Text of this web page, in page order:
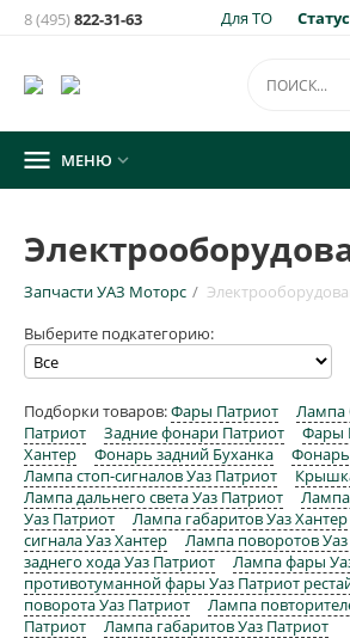
Для ТО
8 (495)822-31-63
 МЕНЮ 
Запчасти УАЗ Моторс /
Выберите подкатегорию:
Подборки товаров:Фары Патриот
Лампа
Патриот
Задние фонари Патриот Фары
Хантер
Фонарь задний Буханка
Фонарь
Лампа стоп-сигналов Уаз Патриот
Лампа дальнего света Уаз Патриот
Уаз Патриот
Лампа габаритов Уаз Хантер
сигнала Уаз Хантер
Лампа поворотов
заднего хода Уаз Патриот
Лампа фары
противотуманной фары Уаз Патриот
поворота Уаз Патриот
Лампа
Патриот
Лампа габаритов Уаз Патриот